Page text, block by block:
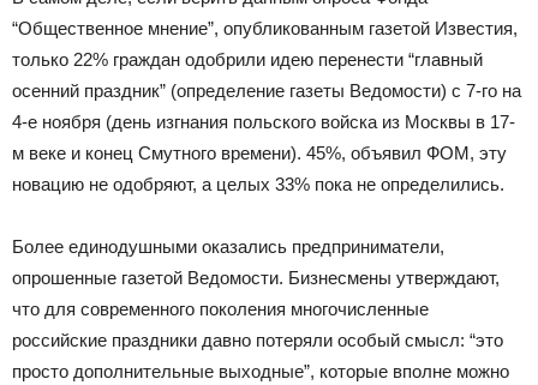
“Общественное мнение”, опубликованным газетой Известия,
только 22% граждан одобрили идею перенести “главный
осенний праздник” (определение газеты Ведомости) с 7-го на
4-е ноября (день изгнания польского войска из Москвы в 17-
м веке и конец Смутного времени). 45%, объявил ФОМ, эту
новацию не одобряют, а целых 33% пока не определились.
Более единодушными оказались предприниматели,
опрошенные газетой Ведомости. Бизнесмены утверждают,
что для современного поколения многочисленные
российские праздники давно потеряли особый смысл: “это
просто дополнительные выходные”, которые вполне можно